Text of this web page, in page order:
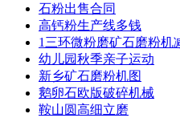
石粉出售合同
高钙粉生产线多钱
1三环微粉磨矿石磨粉机
幼儿园秋季亲子运动
新乡矿石磨粉机图
鹅卵石欧版破碎机械
鞍山圆高细立磨